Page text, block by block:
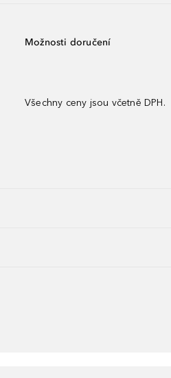
Možnosti doručení
Všechny ceny jsou včetně DPH.